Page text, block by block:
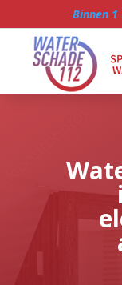
Binnen